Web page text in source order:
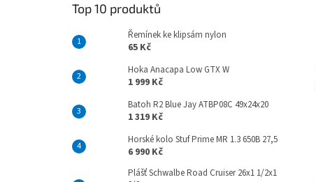
Top 10 produktů
Řemínek ke klipsám nylon
65 Kč
Hoka Anacapa Low GTX W
1 999 Kč
Batoh R2 Blue Jay ATBP08C 49x24x20
1 319 Kč
Horské kolo Stuf Prime MR 1.3 650B 27,5
6 990 Kč
Plášť Schwalbe Road Cruiser 26x1 1/2x1